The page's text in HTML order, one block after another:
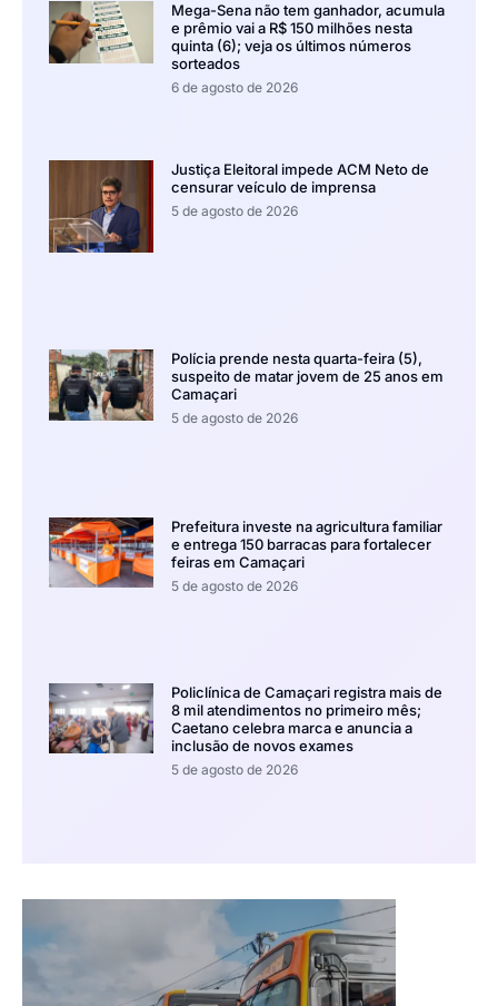
Mega-Sena não tem ganhador, acumula
e prêmio vai a R$ 150 milhões nesta
quinta (6); veja os últimos números
sorteados
6 de agosto de 2026
Justiça Eleitoral impede ACM Neto de
censurar veículo de imprensa
5 de agosto de 2026
Polícia prende nesta quarta-feira (5),
suspeito de matar jovem de 25 anos em
Camaçari
5 de agosto de 2026
Prefeitura investe na agricultura familiar
e entrega 150 barracas para fortalecer
feiras em Camaçari
5 de agosto de 2026
Policlínica de Camaçari registra mais de
8 mil atendimentos no primeiro mês;
Caetano celebra marca e anuncia a
inclusão de novos exames
5 de agosto de 2026